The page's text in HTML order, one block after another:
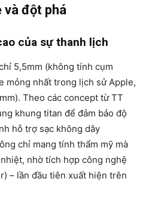
và đột phá
của sự thanh lịch
5,5mm (không tính cụm
mỏng nhất trong lịch sử Apple,
Theo các concept từ TT
khung titan để đảm bảo độ
hỗ trợ sạc không dây
chỉ mang tính thẩm mỹ mà
nhờ tích hợp công nghệ
– lần đầu tiên xuất hiện trên